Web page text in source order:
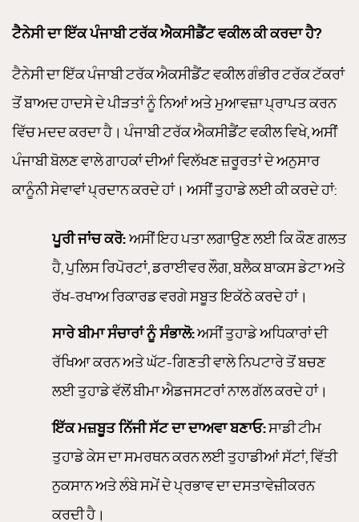
ਟੈਨੇਸੀ ਦਾ ਇੱਕ ਪੰਜਾਬੀ ਟਰੱਕ ਐਕਸੀਡੈਂਟ ਵਕੀਲ ਕੀ ਕਰਦਾ ਹੈ?
ਟੈਨੇਸੀ ਦਾ ਇੱਕ ਪੰਜਾਬੀ ਟਰੱਕ ਐਕਸੀਡੈਂਟ ਵਕੀਲ ਗੰਭੀਰ ਟਰੱਕ ਟੱਕਰਾਂ
ਤੋਂ ਬਾਅਦ ਹਾਦਸੇ ਦੇ ਪੀੜਤਾਂ ਨੂੰ ਨਿਆਂ ਅਤੇ ਮੁਆਵਜ਼ਾ ਪ੍ਰਾਪਤ ਕਰਨ
ਵਿੱਚ ਮਦਦ ਕਰਦਾ ਹੈ। ਪੰਜਾਬੀ ਟਰੱਕ ਐਕਸੀਡੈਂਟ ਵਕੀਲ ਵਿਖੇ, ਅਸੀਂ
ਪੰਜਾਬੀ ਬੋਲਣ ਵਾਲੇ ਗਾਹਕਾਂ ਦੀਆਂ ਵਿਲੱਖਣ ਜ਼ਰੂਰਤਾਂ ਦੇ ਅਨੁਸਾਰ
ਕਾਨੂੰਨੀ ਸੇਵਾਵਾਂ ਪ੍ਰਦਾਨ ਕਰਦੇ ਹਾਂ। ਅਸੀਂ ਤੁਹਾਡੇ ਲਈ ਕੀ ਕਰਦੇ ਹਾਂ:
ਪੂਰੀ ਜਾਂਚ ਕਰੋ: ਅਸੀਂ ਇਹ ਪਤਾ ਲਗਾਉਣ ਲਈ ਕਿ ਕੌਣ ਗਲਤ
ਹੈ, ਪੁਲਿਸ ਰਿਪੋਰਟਾਂ, ਡਰਾਈਵਰ ਲੌਗ, ਬਲੈਕ ਬਾਕਸ ਡੇਟਾ ਅਤੇ
ਰੱਖ-ਰਖਾਅ ਰਿਕਾਰਡ ਵਰਗੇ ਸਬੂਤ ਇਕੱਠੇ ਕਰਦੇ ਹਾਂ।
ਸਾਰੇ ਬੀਮਾ ਸੰਚਾਰਾਂ ਨੂੰ ਸੰਭਾਲੋ:ਅਸੀਂ ਤੁਹਾਡੇ ਅਧਿਕਾਰਾਂ ਦੀ
ਰੱਖਿਆ ਕਰਨ ਅਤੇ ਘੱਟ-ਗਿਣਤੀ ਵਾਲੇ ਨਿਪਟਾਰੇ ਤੋਂ ਬਚਣ
ਲਈ ਤੁਹਾਡੇ ਵੱਲੋਂ ਬੀਮਾ ਐਡਜਸਟਰਾਂ ਨਾਲ ਗੱਲ ਕਰਦੇ ਹਾਂ।
ਇੱਕ ਮਜ਼ਬੂਤ ​​ਨਿੱਜੀ ਸੱਟ ਦਾ ਦਾਅਵਾ ਬਣਾਓ:ਸਾਡੀ ਟੀਮ
ਤੁਹਾਡੇ ਕੇਸ ਦਾ ਸਮਰਥਨ ਕਰਨ ਲਈ ਤੁਹਾਡੀਆਂ ਸੱਟਾਂ, ਵਿੱਤੀ
ਨੁਕਸਾਨ ਅਤੇ ਲੰਬੇ ਸਮੇਂ ਦੇ ਪ੍ਰਭਾਵ ਦਾ ਦਸਤਾਵੇਜ਼ੀਕਰਨ
ਕਰਦੀ ਹੈ।